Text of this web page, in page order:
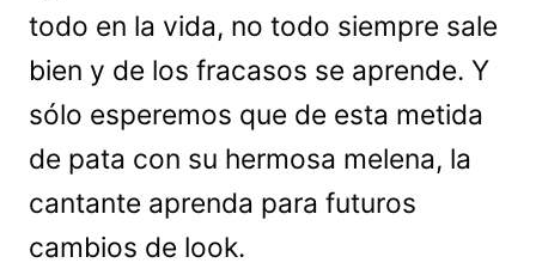
todo en la vida, no todo siempre sale
bien y de los fracasos se aprende. Y
sólo esperemos que de esta metida
de pata con su hermosa melena, la
cantante aprenda para futuros
cambios de look.